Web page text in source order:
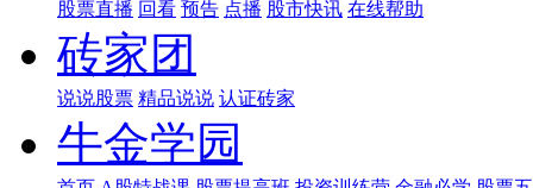
股票直播 回看 预告 点播 股市快讯 在线帮助
砖家团
说说股票 精品说说 认证砖家
牛金学园